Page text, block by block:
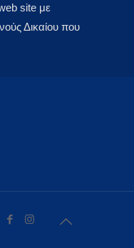
site με
Δικαίου που